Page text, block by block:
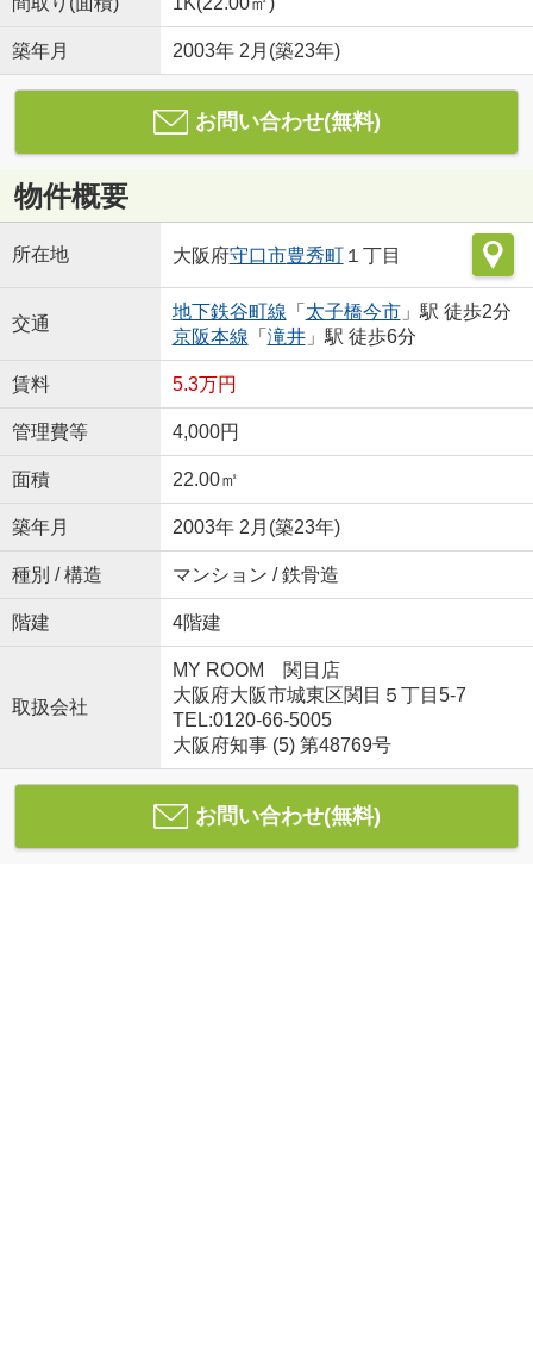
築年月 2003年 2月(築23年)
お問い合わせ(無料)
物件概要
所在地 大阪府守口市豊秀町１丁目
交通
地下鉄谷町線 「 太子橋今市」駅 徒歩2分
京阪本線 「 滝井」駅 徒歩6分
賃料 5.3万円
管理費等 4,000円
面積 22.00㎡
築年月 2003年 2月(築23年)
種別 / 構造 マンション / 鉄骨造
階建 4階建
取扱会社
MY ROOM 関目店
大阪府大阪市城東区関目５丁目5-7
TEL:0120-66-5005
大阪府知事 (5) 第48769号
お問い合わせ(無料)